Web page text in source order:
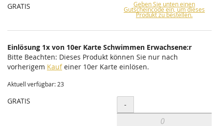
GRATIS Geben Sie unten einen
Gutscheincode ein, um dieses
Produkt zu bestellen.
Einlösung 1x von 10er Karte Schwimmen Erwachsene:r
Bitte Beachten: Dieses Produkt können Sie nur nach
vorherigem Kaufeiner 10er Karte einlösen.
Aktuell verfügbar: 23
GRATIS Menge
-